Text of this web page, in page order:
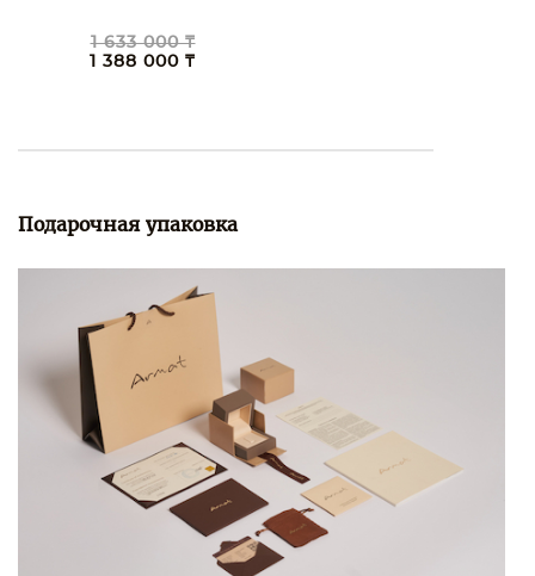
1 633 000 ₸
1 388 000 ₸
Подарочная упаковка